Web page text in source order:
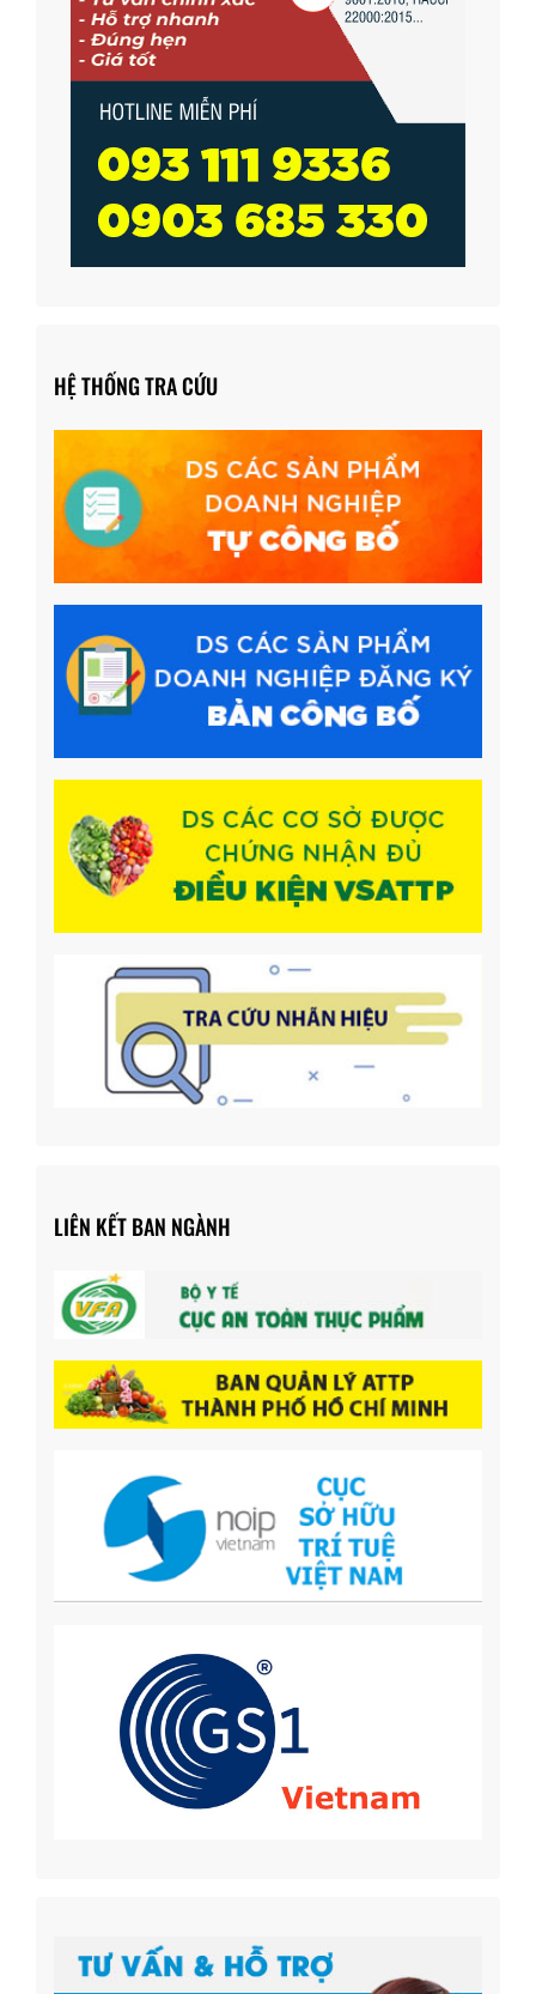
HỆ THỐNG TRA CỨU
LIÊN KẾT BAN NGÀNH